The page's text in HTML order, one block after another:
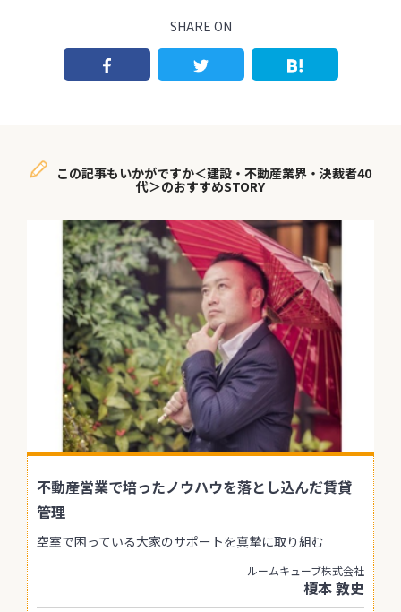
SHARE ON
この記事もいかがですか＜建設・不動産業界・決裁者40
代＞のおすすめSTORY
不動産営業で培ったノウハウを落とし込んだ賃貸
管理
空室で困っている大家のサポートを真摯に取り組む
ルームキューブ株式会社
榎本 敦史